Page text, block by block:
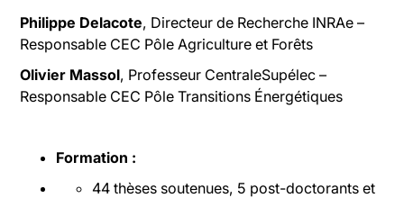
Philippe Delacote, Directeur de Recherche INRAe –
Responsable CEC Pôle Agriculture et Forêts
Olivier Massol, Professeur CentraleSupélec –
Responsable CEC Pôle Transitions Énergétiques
Formation :
44 thèses soutenues, 5 post-doctorants et